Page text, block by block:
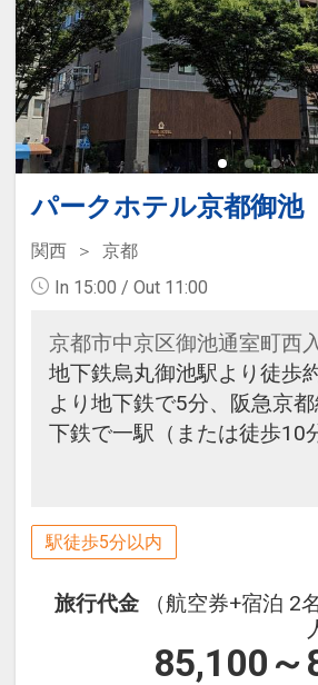
パークホテル京都御池
関西
京都
In 15:00 / Out 11:00
京都市中京区御池通室町西
地下鉄烏丸御池駅より徒歩
より地下鉄で5分、阪急京
下鉄で一駅（または徒歩10
駅徒歩5分以内
旅行代金
（航空券+宿泊 2
85,100～